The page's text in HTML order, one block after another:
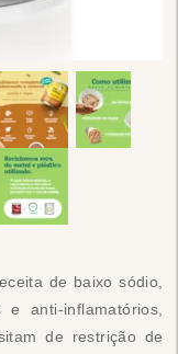
de baixo sódio,
anti-inflamatórios,
de restrição de